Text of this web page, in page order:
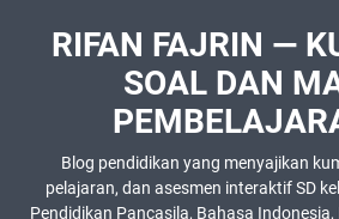
RIFAN FAJRIN —
SOAL DAN
Blog pendidikan yang menyajikan
pelajaran, dan asesmen interaktif SD
Pendidikan Pancasila, Bahasa Indonesia,